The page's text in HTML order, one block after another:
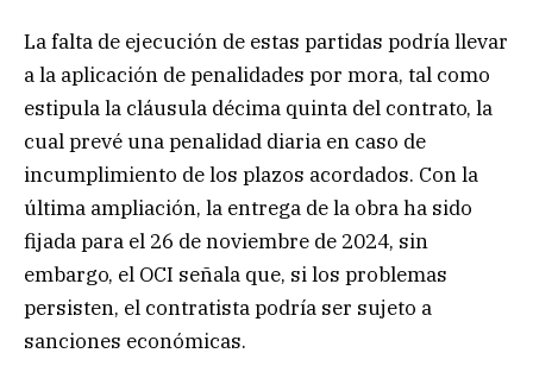
La falta de ejecución de estas partidas podría llevar
a la aplicación de penalidades por mora, tal como
estipula la cláusula décima quinta del contrato, la
cual prevé una penalidad diaria en caso de
incumplimiento de los plazos acordados. Con la
última ampliación, la entrega de la obra ha sido
fijada para el 26 de noviembre de 2024, sin
embargo, el OCI señala que, si los problemas
persisten, el contratista podría ser sujeto a
sanciones económicas.